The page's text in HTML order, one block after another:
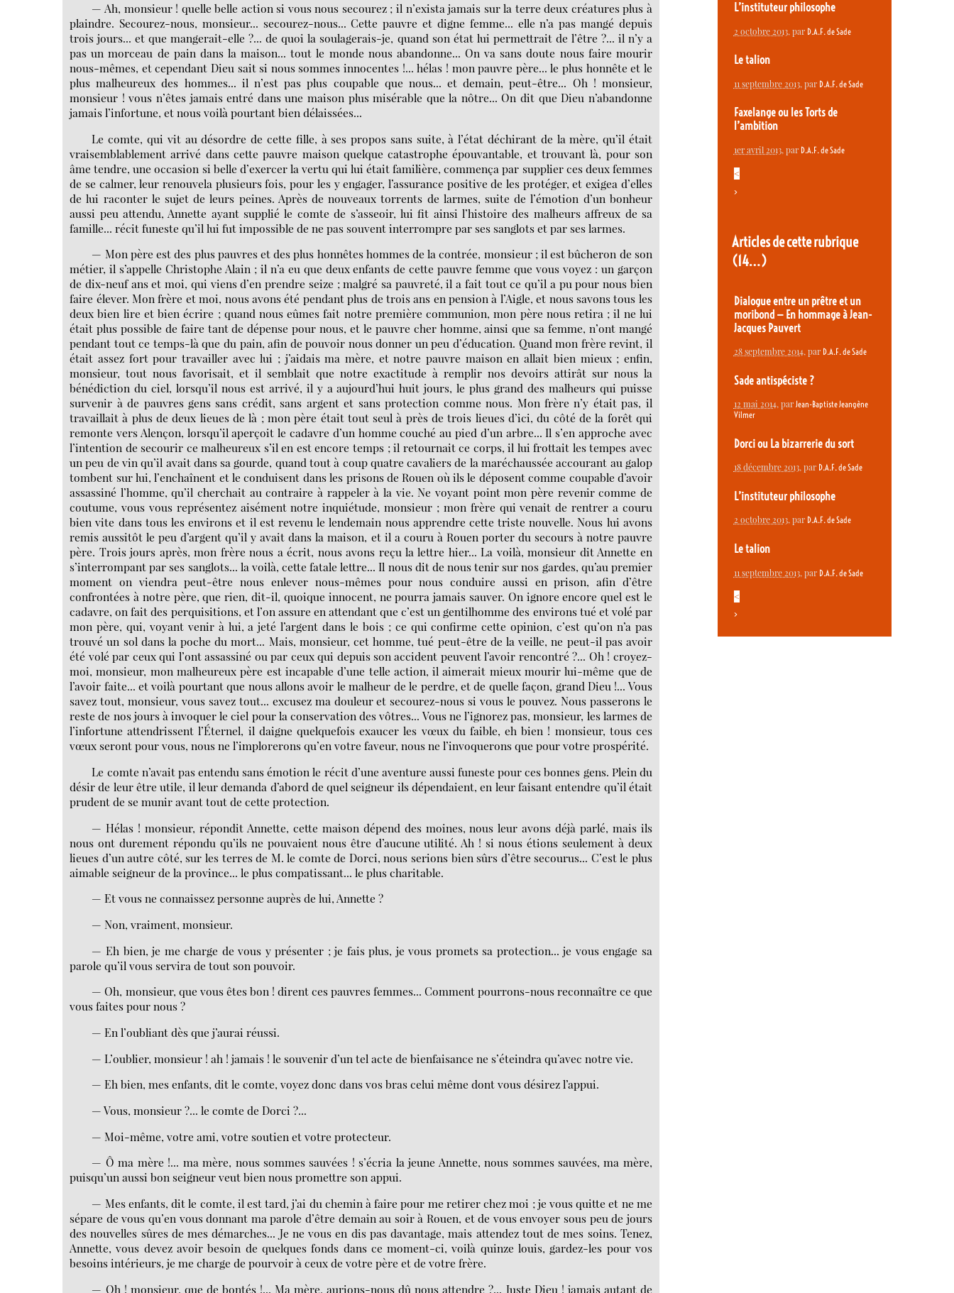
— Ah, monsieur ! quelle belle action si vous nous secourez ; il n’exista jamais sur la terre deux créatures plus à
plaindre. Secourez-nous, monsieur... secourez-nous... Cette pauvre et digne femme... elle n’a pas mangé depuis
trois jours... et que mangerait-elle ?... de quoi la soulagerais-je, quand son état lui permettrait de l’être ?... il n’y a
pas un morceau de pain dans la maison... tout le monde nous abandonne... On va sans doute nous faire mourir
nous-mêmes, et cependant Dieu sait si nous sommes innocentes !... hélas ! mon pauvre père... le plus honnête et le
plus malheureux des hommes... il n’est pas plus coupable que nous... et demain, peut-être... Oh ! monsieur,
monsieur ! vous n’êtes jamais entré dans une maison plus misérable que la nôtre... On dit que Dieu n’abandonne
jamais l’infortune, et nous voilà pourtant bien délaissées...
Le comte, qui vit au désordre de cette fille, à ses propos sans suite, à l’état déchirant de la mère, qu’il était
vraisemblablement arrivé dans cette pauvre maison quelque catastrophe épouvantable, et trouvant là, pour son
âme tendre, une occasion si belle d’exercer la vertu qui lui était familière, commença par supplier ces deux femmes
de se calmer, leur renouvela plusieurs fois, pour les y engager, l’assurance positive de les protéger, et exigea d’elles
de lui raconter le sujet de leurs peines. Après de nouveaux torrents de larmes, suite de l’émotion d’un bonheur
aussi peu attendu, Annette ayant supplié le comte de s’asseoir, lui fit ainsi l’histoire des malheurs affreux de sa
famille... récit funeste qu’il lui fut impossible de ne pas souvent interrompre par ses sanglots et par ses larmes.
— Mon père est des plus pauvres et des plus honnêtes hommes de la contrée, monsieur ; il est bûcheron de son
métier, il s’appelle Christophe Alain ; il n’a eu que deux enfants de cette pauvre femme que vous voyez : un garçon
de dix-neuf ans et moi, qui viens d’en prendre seize ; malgré sa pauvreté, il a fait tout ce qu’il a pu pour nous bien
faire élever. Mon frère et moi, nous avons été pendant plus de trois ans en pension à l’Aigle, et nous savons tous les
deux bien lire et bien écrire ; quand nous eûmes fait notre première communion, mon père nous retira ; il ne lui
était plus possible de faire tant de dépense pour nous, et le pauvre cher homme, ainsi que sa femme, n’ont mangé
pendant tout ce temps-là que du pain, afin de pouvoir nous donner un peu d’éducation. Quand mon frère revint, il
était assez fort pour travailler avec lui ; j’aidais ma mère, et notre pauvre maison en allait bien mieux ; enfin,
monsieur, tout nous favorisait, et il semblait que notre exactitude à remplir nos devoirs attirât sur nous la
bénédiction du ciel, lorsqu’il nous est arrivé, il y a aujourd’hui huit jours, le plus grand des malheurs qui puisse
survenir à de pauvres gens sans crédit, sans argent et sans protection comme nous. Mon frère n’y était pas, il
travaillait à plus de deux lieues de là ; mon père était tout seul à près de trois lieues d’ici, du côté de la forêt qui
remonte vers Alençon, lorsqu’il aperçoit le cadavre d’un homme couché au pied d’un arbre... Il s’en approche avec
l’intention de secourir ce malheureux s’il en est encore temps ; il retournait ce corps, il lui frottait les tempes avec
un peu de vin qu’il avait dans sa gourde, quand tout à coup quatre cavaliers de la maréchaussée accourant au galop
tombent sur lui, l’enchaînent et le conduisent dans les prisons de Rouen où ils le déposent comme coupable d’avoir
assassiné l’homme, qu’il cherchait au contraire à rappeler à la vie. Ne voyant point mon père revenir comme de
coutume, vous vous représentez aisément notre inquiétude, monsieur ; mon frère qui venait de rentrer a couru
bien vite dans tous les environs et il est revenu le lendemain nous apprendre cette triste nouvelle. Nous lui avons
remis aussitôt le peu d’argent qu’il y avait dans la maison, et il a couru à Rouen porter du secours à notre pauvre
père. Trois jours après, mon frère nous a écrit, nous avons reçu la lettre hier... La voilà, monsieur dit Annette en
s’interrompant par ses sanglots... la voilà, cette fatale lettre... Il nous dit de nous tenir sur nos gardes, qu’au premier
moment on viendra peut-être nous enlever nous-mêmes pour nous conduire aussi en prison, afin d’être
confrontées à notre père, que rien, dit-il, quoique innocent, ne pourra jamais sauver. On ignore encore quel est le
cadavre, on fait des perquisitions, et l’on assure en attendant que c’est un gentilhomme des environs tué et volé par
mon père, qui, voyant venir à lui, a jeté l’argent dans le bois ; ce qui confirme cette opinion, c’est qu’on n’a pas
trouvé un sol dans la poche du mort... Mais, monsieur, cet homme, tué peut-être de la veille, ne peut-il pas avoir
été volé par ceux qui l’ont assassiné ou par ceux qui depuis son accident peuvent l’avoir rencontré ?... Oh ! croyez-
moi, monsieur, mon malheureux père est incapable d’une telle action, il aimerait mieux mourir lui-même que de
l’avoir faite... et voilà pourtant que nous allons avoir le malheur de le perdre, et de quelle façon, grand Dieu !... Vous
savez tout, monsieur, vous savez tout... excusez ma douleur et secourez-nous si vous le pouvez. Nous passerons le
reste de nos jours à invoquer le ciel pour la conservation des vôtres... Vous ne l’ignorez pas, monsieur, les larmes de
l’infortune attendrissent l’Éternel, il daigne quelquefois exaucer les vœux du faible, eh bien ! monsieur, tous ces
vœux seront pour vous, nous ne l’implorerons qu’en votre faveur, nous ne l’invoquerons que pour votre prospérité.
Le comte n’avait pas entendu sans émotion le récit d’une aventure aussi funeste pour ces bonnes gens. Plein du
désir de leur être utile, il leur demanda d’abord de quel seigneur ils dépendaient, en leur faisant entendre qu’il était
prudent de se munir avant tout de cette protection.
— Hélas ! monsieur, répondit Annette, cette maison dépend des moines, nous leur avons déjà parlé, mais ils
nous ont durement répondu qu’ils ne pouvaient nous être d’aucune utilité. Ah ! si nous étions seulement à deux
lieues d’un autre côté, sur les terres de M. le comte de Dorci, nous serions bien sûrs d’être secourus... C’est le plus
aimable seigneur de la province... le plus compatissant... le plus charitable.
— Et vous ne connaissez personne auprès de lui, Annette ?
— Non, vraiment, monsieur.
— Eh bien, je me charge de vous y présenter ; je fais plus, je vous promets sa protection... je vous engage sa
parole qu’il vous servira de tout son pouvoir.
— Oh, monsieur, que vous êtes bon ! dirent ces pauvres femmes... Comment pourrons-nous reconnaître ce que
vous faites pour nous ?
— En l’oubliant dès que j’aurai réussi.
— L’oublier, monsieur ! ah ! jamais ! le souvenir d’un tel acte de bienfaisance ne s’éteindra qu’avec notre vie.
— Eh bien, mes enfants, dit le comte, voyez donc dans vos bras celui même dont vous désirez l’appui.
— Vous, monsieur ?... le comte de Dorci ?...
— Moi-même, votre ami, votre soutien et votre protecteur.
— Ô ma mère !... ma mère, nous sommes sauvées ! s’écria la jeune Annette, nous sommes sauvées, ma mère,
puisqu’un aussi bon seigneur veut bien nous promettre son appui.
— Mes enfants, dit le comte, il est tard, j’ai du chemin à faire pour me retirer chez moi ; je vous quitte et ne me
sépare de vous qu’en vous donnant ma parole d’être demain au soir à Rouen, et de vous envoyer sous peu de jours
des nouvelles sûres de mes démarches... Je ne vous en dis pas davantage, mais attendez tout de mes soins. Tenez,
Annette, vous devez avoir besoin de quelques fonds dans ce moment-ci, voilà quinze louis, gardez-les pour vos
besoins intérieurs, je me charge de pourvoir à ceux de votre père et de votre frère.
— Oh ! monsieur, que de bontés !... Ma mère, aurions-nous dû nous attendre ?... Juste Dieu ! jamais autant de
L’instituteur philosophe
2 octobre 2013, par D.A.F. de Sade
Le talion
11 septembre 2013, par D.A.F. de Sade
Faxelange ou les Torts de
l’ambition
1er avril 2013, par D.A.F. de Sade
<
>
Articles de cette rubrique
(14…)
Dialogue entre un prêtre et un
moribond — En hommage à Jean-
Jacques Pauvert
28 septembre 2014, par D.A.F. de Sade
Sade antispéciste ?
12 mai 2014, par Jean-Baptiste Jeangène
Vilmer
Dorci ou La bizarrerie du sort
18 décembre 2013, par D.A.F. de Sade
L’instituteur philosophe
2 octobre 2013, par D.A.F. de Sade
Le talion
11 septembre 2013, par D.A.F. de Sade
<
>